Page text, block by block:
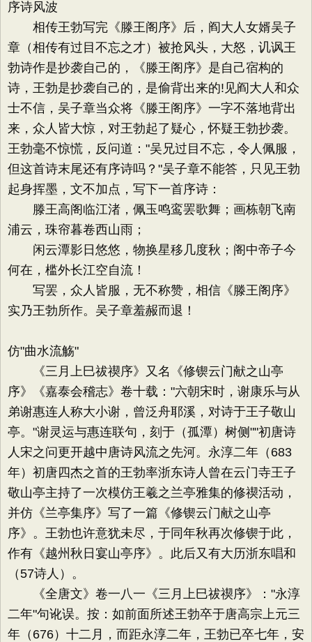
序诗风波
相传王勃写完《滕王阁序》后，阎大人女婿吴子
章（相传有过目不忘之才）被抢风头，大怒，讥讽王
勃诗作是抄袭自己的，《滕王阁序》是自己宿构的
诗，王勃是抄袭自己的，是偷背出来的!见阎大人和众
士不信，吴子章当众将《滕王阁序》一字不落地背出
来，众人皆大惊，对王勃起了疑心，怀疑王勃抄袭。
王勃毫不惊慌，反问道："吴兄过目不忘，令人佩服，
但这首诗末尾还有序诗吗？"吴子章不能答，只见王勃
起身挥墨，文不加点，写下一首序诗：
滕王高阁临江渚，佩玉鸣鸾罢歌舞；画栋朝飞南
浦云，珠帘暮卷西山雨；
闲云潭影日悠悠，物换星移几度秋；阁中帝子今
何在，槛外长江空自流！
写罢，众人皆服，无不称赞，相信《滕王阁序》
实乃王勃所作。吴子章羞赧而退！
仿"曲水流觞"
《三月上巳祓禊序》又名《修锲云门献之山亭
序》《嘉泰会稽志》卷十载："六朝宋时，谢康乐与从
弟谢惠连人称大小谢，曾泛舟耶溪，对诗于王子敬山
亭。"谢灵运与惠连联句，刻于（孤潭）树侧""初唐诗
人宋之问更开越中唐诗风流之先河。永淳二年（683
年）初唐四杰之首的王勃率浙东诗人曾在云门寺王子
敬山亭主持了一次模仿王羲之兰亭雅集的修禊活动，
并仿《兰亭集序》写了一篇《修锲云门献之山亭
序》。王勃也许意犹未尽，于同年秋再次修锲于此，
作有《越州秋日宴山亭序》。此后又有大历浙东唱和
（57诗人）。
《全唐文》卷一八一《三月上巳祓禊序》："永淳
二年"句讹误。按：如前面所述王勃卒于唐高宗上元三
年（676）十二月，而距永淳二年，王勃已卒七年，安